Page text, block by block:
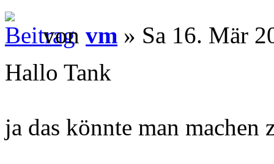
von vm » Sa 16. Mär
Hallo Tank
ja das könnte man machen